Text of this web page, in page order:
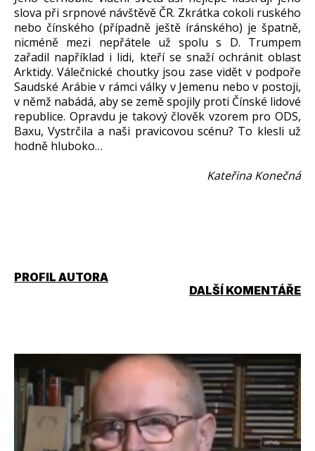
slova při srpnové návštěvě ČR. Zkrátka cokoli ruského
nebo čínského (případně ještě íránského) je špatně,
nicméně mezi nepřátele už spolu s D. Trumpem
zařadil například i lidi, kteří se snaží ochránit oblast
Arktidy. Válečnické choutky jsou zase vidět v podpoře
Saudské Arábie v rámci války v Jemenu nebo v postoji,
v němž nabádá, aby se země spojily proti Čínské lidové
republice. Opravdu je takový člověk vzorem pro ODS,
Baxu, Vystrčila a naši pravicovou scénu? To klesli už
hodně hluboko…
Kateřina Konečná
PROFIL AUTORA
DALŠÍ KOMENTÁŘE